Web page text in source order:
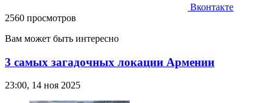
Вконтакте
2560 просмотров
Вам может быть интересно
3 самых загадочных локации Армении
23:00, 14 ноя 2025